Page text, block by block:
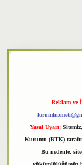
Reklam ve
Yasal Uyarı:
Kurumu (BTK)
Bu nedenle,